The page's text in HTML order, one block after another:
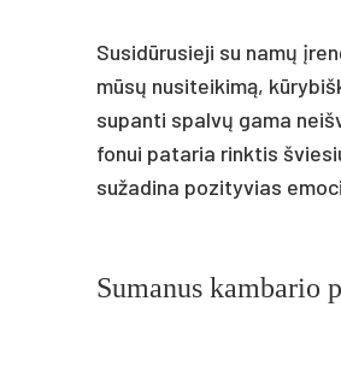
Susidūrusieji su namų
mūsų nusiteikimą,
supanti spalvų gama
fonui pataria rinktis
sužadina pozityvias
Sumanus kambario